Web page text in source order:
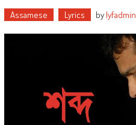
Assamese Lyrics by lyfadmin